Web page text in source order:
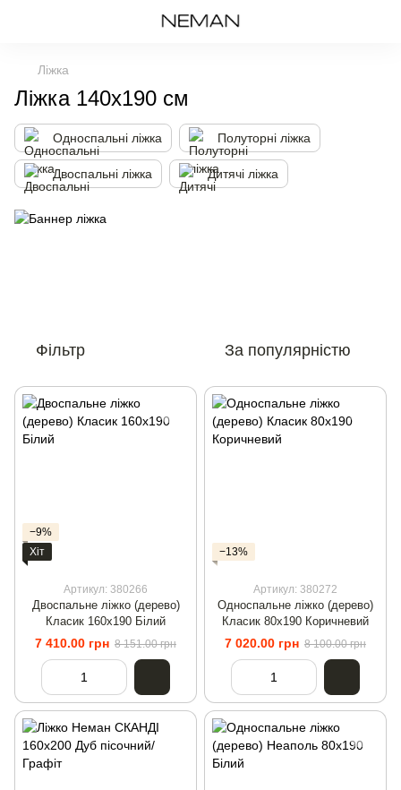
Ліжка
Ліжка 140х190 см
Односпальні ліжка Полуторні ліжка
Двоспальні ліжка Дитячі ліжка
Фільтр За популярністю
−9%
Хіт
Артикул: 380266
Двоспальне ліжко (дерево)
Класик 160х190 Білий
7 410.00 грн 8 151.00 грн
−13%
Артикул: 380272
Односпальне ліжко (дерево)
Класик 80х190 Коричневий
7 020.00 грн 8 100.00 грн